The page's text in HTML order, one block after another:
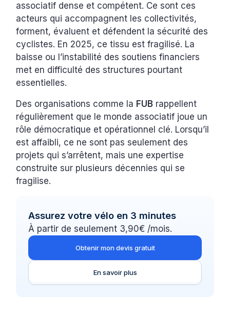
associatif dense et compétent. Ce sont ces
acteurs qui accompagnent les collectivités,
forment, évaluent et défendent la sécurité des
cyclistes. En 2025, ce tissu est fragilisé. La
baisse ou l’instabilité des soutiens financiers
met en difficulté des structures pourtant
essentielles.
Des organisations comme la FUB rappellent
régulièrement que le monde associatif joue un
rôle démocratique et opérationnel clé. Lorsqu’il
est affaibli, ce ne sont pas seulement des
projets qui s’arrêtent, mais une expertise
construite sur plusieurs décennies qui se
fragilise.
Assurez votre vélo en 3 minutes
À partir de seulement 3,90€ /mois.
Obtenir mon devis gratuit
En savoir plus